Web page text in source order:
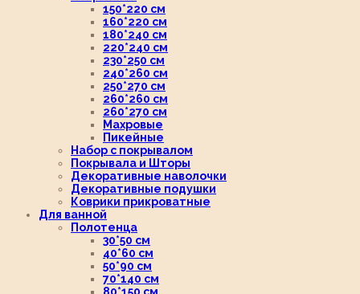
150*220 см
160*220 см
180*240 см
220*240 см
230*250 см
240*260 см
250*270 см
260*260 см
260*270 см
Махровые
Пикейные
Набор с покрывалом
Покрывала и Шторы
Декоративные наволочки
Декоративные подушки
Коврики прикроватные
Для ванной
Полотенца
30*50 см
40*60 см
50*90 см
70*140 см
80*150 см